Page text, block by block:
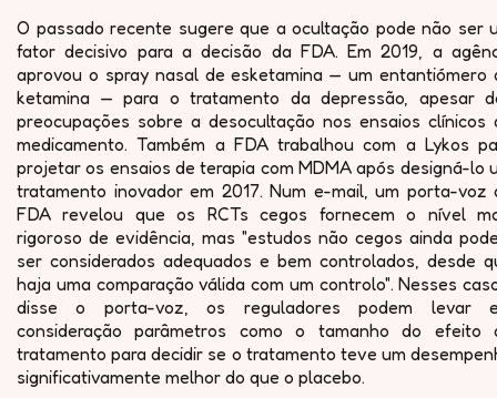
O passado recente sugere que a ocultação pode não ser
fator decisivo para a decisão da FDA. Em 2019, a
aprovou o spray nasal de esketamina — um entantiómero
ketamina — para o tratamento da depressão, apesar
preocupações sobre a desocultação nos ensaios clínicos
medicamento. Também a FDA trabalhou com a Lykos
projetar os ensaios de terapia com MDMA após designá-lo
tratamento inovador em 2017. Num e-mail, um porta-voz
FDA revelou que os RCTs cegos fornecem o nível
rigoroso de evidência, mas "estudos não cegos ainda
ser considerados adequados e bem controlados, desde
haja uma comparação válida com um controlo". Nesses
disse o porta-voz, os reguladores podem levar
consideração parâmetros como o tamanho do efeito
tratamento para decidir se o tratamento teve um
significativamente melhor do que o placebo.